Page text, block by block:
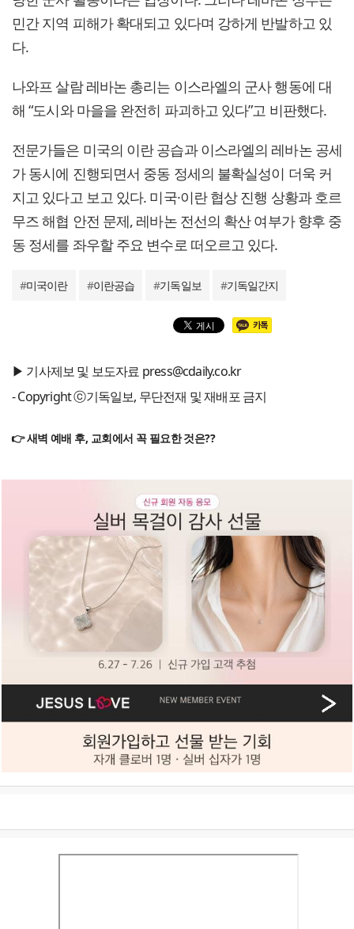
민간 지역 피해가 확대되고 있다며 강하게 반발하고 있
다.
나와프 살람 레바논 총리는 이스라엘의 군사 행동에 대
해 “도시와 마을을 완전히 파괴하고 있다”고 비판했다.
전문가들은 미국의 이란 공습과 이스라엘의 레바논 공세
가 동시에 진행되면서 중동 정세의 불확실성이 더욱 커
지고 있다고 보고 있다. 미국·이란 협상 진행 상황과 호르
무즈 해협 안전 문제, 레바논 전선의 확산 여부가 향후 중
동 정세를 좌우할 주요 변수로 떠오르고 있다.
#미국이란 #이란공습 #기독일보 #기독일간지
▶ 기사제보 및 보도자료 press@cdaily.co.kr
- Copyright ⓒ기독일보, 무단전재 및 재배포 금지
👉 새벽 예배 후, 교회에서 꼭 필요한 것은??